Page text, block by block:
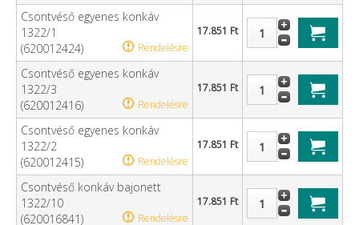
Csontvéső egyenes konkáv
1322/1
(620012424)
Rendelésre
17.851 Ft
Csontvéső egyenes konkáv
1322/3
(620012416)
Rendelésre
17.851 Ft
Csontvéső egyenes konkáv
1322/2
(620012415)
Rendelésre
17.851 Ft
Csontvéső konkáv bajonett
1322/10
(620016841)
Rendelésre
17.851 Ft